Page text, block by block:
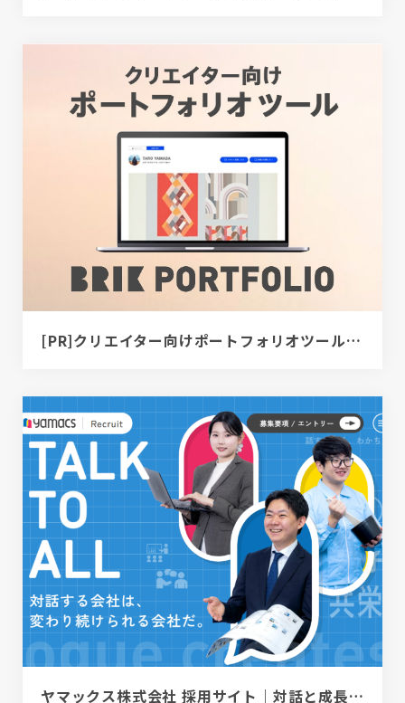
[PR]クリエイター向けポートフォリオツール｜BRIK PORTFOLIO
ヤマックス株式会社 採用サイト｜対話と成長を大切にする会社